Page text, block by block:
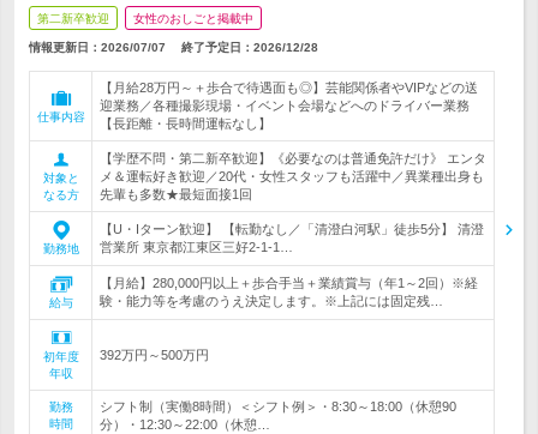
第二新卒歓迎 女性のおしごと掲載中
情報更新日：2026/07/07 終了予定日： 2026/12/28
仕事内容
【月給28万円～＋歩合で待遇面も◎】芸能関係者やVIPなどの送
迎業務／各種撮影現場・イベント会場などへのドライバー業務
【長距離・長時間運転なし】
対象と
なる方
【学歴不問・第二新卒歓迎】《必要なのは普通免許だけ》 エンタ
メ＆運転好き歓迎／20代・女性スタッフも活躍中／異業種出身も
先輩も多数★最短面接1回
勤務地
【U・Iターン歓迎】 【転勤なし／「清澄白河駅」徒歩5分】 清澄
営業所 東京都江東区三好2-1-1…
給与
【月給】280,000円以上＋歩合手当＋業績賞与（年1～2回）※経
験・能力等を考慮のうえ決定します。※上記には固定残…
初年度
年収
392万円～500万円
勤務
時間
シフト制（実働8時間）＜シフト例＞・8:30～18:00（休憩90
分）・12:30～22:00（休憩…